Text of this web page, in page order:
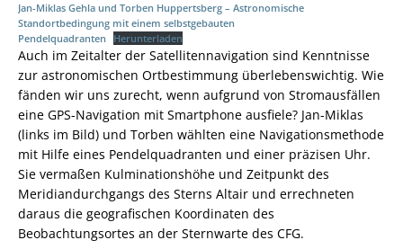
Jan-Miklas Gehla und Torben Huppertsberg – Astronomische
Standortbedingung mit einem selbstgebauten
Pendelquadranten
Herunterladen
Auch im Zeitalter der Satellitennavigation sind Kenntnisse
zur astronomischen Ortbestimmung überlebenswichtig. Wie
fänden wir uns zurecht, wenn aufgrund von Stromausfällen
eine GPS-Navigation mit Smartphone ausfiele? Jan-Miklas
(links im Bild) und Torben wählten eine Navigationsmethode
mit Hilfe eines Pendelquadranten und einer präzisen Uhr.
Sie vermaßen Kulminationshöhe und Zeitpunkt des
Meridiandurchgangs des Sterns Altair und errechneten
daraus die geografischen Koordinaten des
Beobachtungsortes an der Sternwarte des CFG.